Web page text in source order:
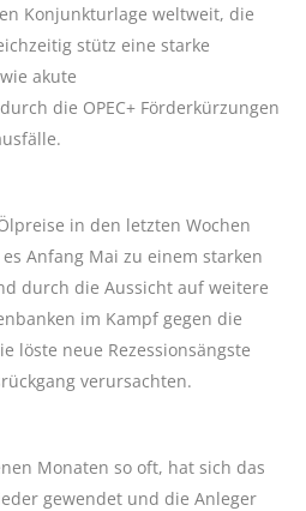
Konjunkturlage weltweit, die
stütz eine starke
akute
die OPEC+ Förderkürzungen
in den letzten Wochen
Anfang Mai zu einem starken
durch die Aussicht auf weitere
im Kampf gegen die
löste neue Rezessionsängste
verursachten.
Monaten so oft, hat sich das
gewendet und die Anleger